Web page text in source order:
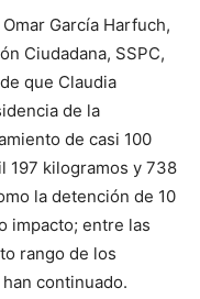
García Harfuch,
Ciudadana, SSPC,
que Claudia
de la
de casi 100
197 kilogramos y 738
la detención de 10
impacto; entre las
rango de los
continuado.